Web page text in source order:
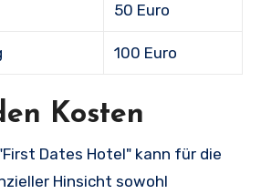
50 Euro
100 Euro
Kosten
Dates Hotel" kann für die
Hinsicht sowohl